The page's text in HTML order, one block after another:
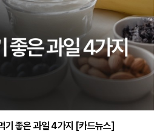
기 좋은 과일 4가지 [카드뉴스]